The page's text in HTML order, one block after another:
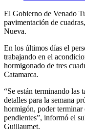
El Gobierno de Venado
pavimentación de
Nueva.
En los últimos días el
trabajando en el
hormigonado de tres
Catamarca.
“Se están terminando las
detalles para la semana
hormigón, poder terminar
pendientes”, informó el
Guillaumet.